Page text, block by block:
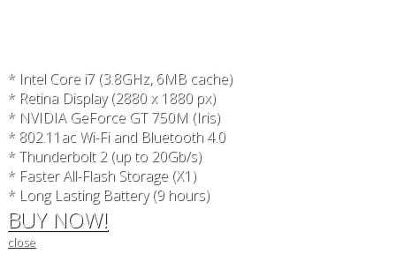
* Intel Core i7 (3.8GHz, 6MB cache)
* Retina Display (2880 x 1880 px)
* NVIDIA GeForce GT 750M (Iris)
* 802.11ac Wi-Fi and Bluetooth 4.0
* Thunderbolt 2 (up to 20Gb/s)
* Faster All-Flash Storage (X1)
* Long Lasting Battery (9 hours)
BUY NOW!
close